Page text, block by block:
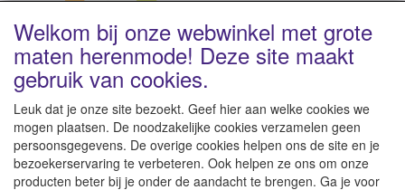
Levertijd 1-2 werkdagen | Vanaf € 95 gratis verzending
binnen NL | Direct leverbaar uit eigen voorraad
Welkom bij onze webwinkel met grote
maten herenmode! Deze site maakt
gebruik van cookies.
Leuk dat je onze site bezoekt. Geef hier aan welke cookies we
mogen plaatsen. De noodzakelijke cookies verzamelen geen
persoonsgegevens. De overige cookies helpen ons de site en je
bezoekerservaring te verbeteren. Ook helpen ze ons om onze
producten beter bij je onder de aandacht te brengen. Ga je voor